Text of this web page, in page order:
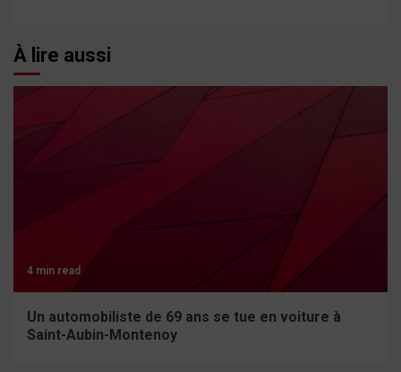
À lire aussi
4 min read
Un automobiliste de 69 ans se tue en voiture à
Saint-Aubin-Montenoy